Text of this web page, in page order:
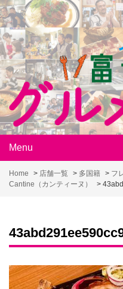
Skip
to
content
Menu
Home > 店舗一覧 > 多国籍 > フ
Cantine（カンティーヌ）
>